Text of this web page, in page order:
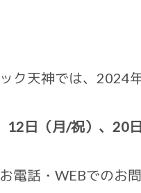
ク天神では、2024
12日（月/祝）、20
電話・WEBでのお